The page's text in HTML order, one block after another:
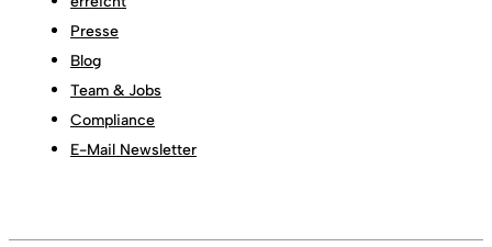
Presse
Blog
Team & Jobs
Compliance
E-Mail Newsletter